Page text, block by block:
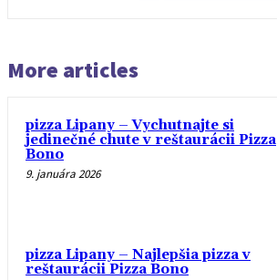
More articles
pizza Lipany – Vychutnajte si
jedinečné chute v reštaurácii Pizza
Bono
9. januára 2026
pizza Lipany – Najlepšia pizza v
reštaurácii Pizza Bono